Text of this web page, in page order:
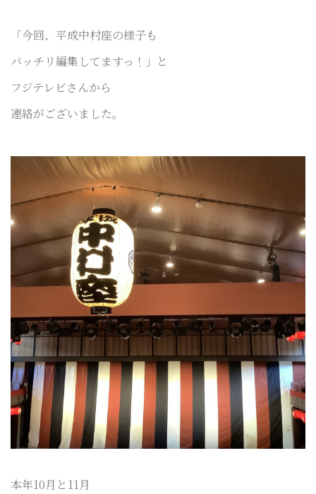
「今回、平成中村座の様子も
バッチリ編集してますっ！」と
フジテレビさんから
連絡がございました。
本年10月と11月